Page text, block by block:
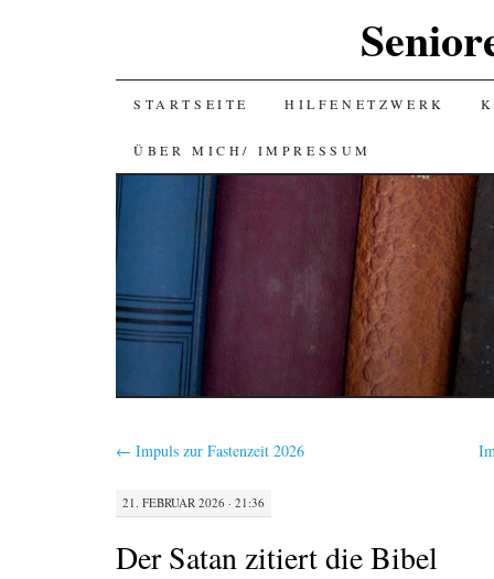
SKIP
TO
CONTENT
STARTSEITE HILFENETZWERK
ÜBER MICH/ IMPRESSUM
← Impuls zur Fastenzeit 2026
21. FEBRUAR 2026 · 21:36
Der Satan zitiert die Bibel